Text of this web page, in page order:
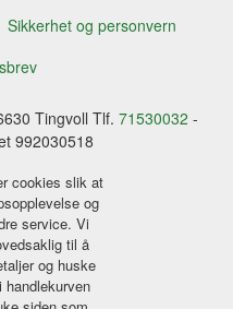
Sikkerhet og personvern
Tingvoll Tlf. 71530032 -
992030518
cookies slik at
og
service. Vi
til å
og huske
handlekurven